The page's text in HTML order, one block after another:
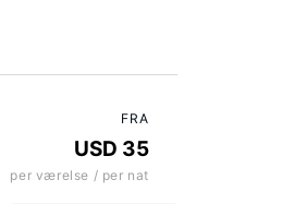
FRA
USD 35
per værelse / per nat